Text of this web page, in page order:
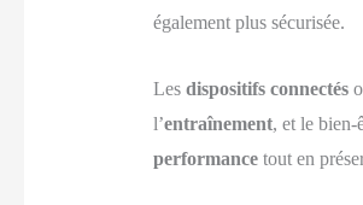
également plus sécurisée.
Les dispositifs connectés
l’entraînement, et le bien-
performancetout en